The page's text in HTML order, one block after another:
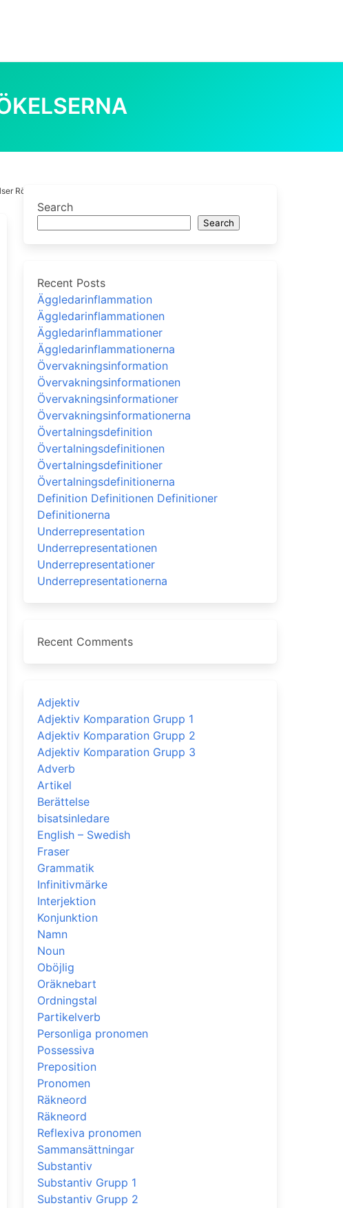
Rökelserna
Search
Search
Recent Posts
Äggledarinflammation
Äggledarinflammationen
Äggledarinflammationer
Äggledarinflammationerna
Övervakningsinformation
Övervakningsinformationen
Övervakningsinformationer
Övervakningsinformationerna
Övertalningsdefinition
Övertalningsdefinitionen
Övertalningsdefinitioner
Övertalningsdefinitionerna
Definition Definitionen Definitioner
Definitionerna
Underrepresentation
Underrepresentationen
Underrepresentationer
Underrepresentationerna
Recent Comments
Adjektiv
Adjektiv Komparation Grupp 1
Adjektiv Komparation Grupp 2
Adjektiv Komparation Grupp 3
Adverb
Artikel
Berättelse
bisatsinledare
English – Swedish
Fraser
Grammatik
Infinitivmärke
Interjektion
Konjunktion
Namn
Noun
Oböjlig
Oräknebart
Ordningstal
Partikelverb
Personliga pronomen
Possessiva
Preposition
Pronomen
Räkneord
Räkneord
Reflexiva pronomen
Sammansättningar
Substantiv
Substantiv Grupp 1
Substantiv Grupp 2